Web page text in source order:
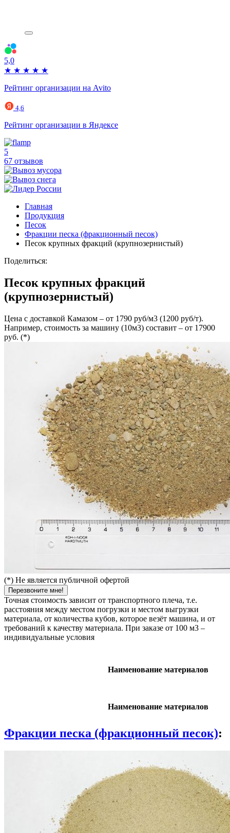
5,0
★ ★ ★ ★ ★
Рейтинг организации на Avito
4,6
Рейтинг организации в Яндексе
5
67 отзывов
Главная
Продукция
Песок
Фракции песка (фракционный песок)
Песок крупных фракций (крупнозернистый)
Поделиться:
Песок крупных фракций
(крупнозернистый)
Цена с доставкой Камазом – от 1790 руб/м3 (1200 руб/т).
Например, стоимость за машину (10м3) составит – от 17900
руб. (*)
(*) Не является публичной офертой
Перезвоните мне!
Точная стоимость зависит от транспортного плеча, т.е.
расстояния между местом погрузки и местом выгрузки
материала, от количества кубов, которое везёт машина, и от
требований к качеству материала. При заказе от 100 м3 –
индивидуальные условия
Наименование материалов
Наименование материалов
Фракции песка (фракционный песок):